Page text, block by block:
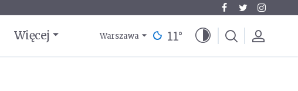
Więcej Warszawa 11°